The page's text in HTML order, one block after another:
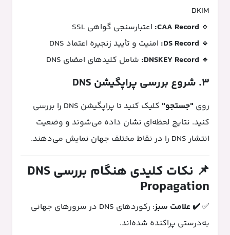
DKIM
🔹
CAA Record: اعتبارسنجی گواهی SSL
🔹
DS Record: امنیت و تأیید زنجیره اعتماد DNS
🔹
DNSKEY Record: شامل کلیدهای امضای DNS
۳. شروع بررسی پراپگیشن DNS
روی "جستجو"
کلیک کنید تا پراپگیشن DNS را بررسی
کنید. نتایج لحظه‌ای نشان داده می‌شوند و وضعیت
انتشار DNS را در نقاط مختلف جهان نمایش می‌دهند.
📌 نکات کلیدی هنگام بررسی DNS
Propagation
✅✔️ علامت سبز
: رکوردهای DNS در سرورهای جهانی
به‌درستی پراکنده شده‌اند.